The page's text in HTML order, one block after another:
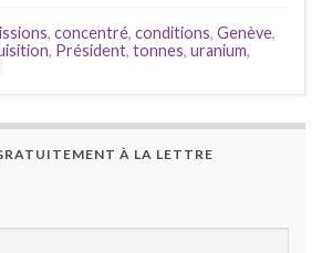
, concentré, conditions, Genève,
, Président, tonnes, uranium,
À LA LETTRE